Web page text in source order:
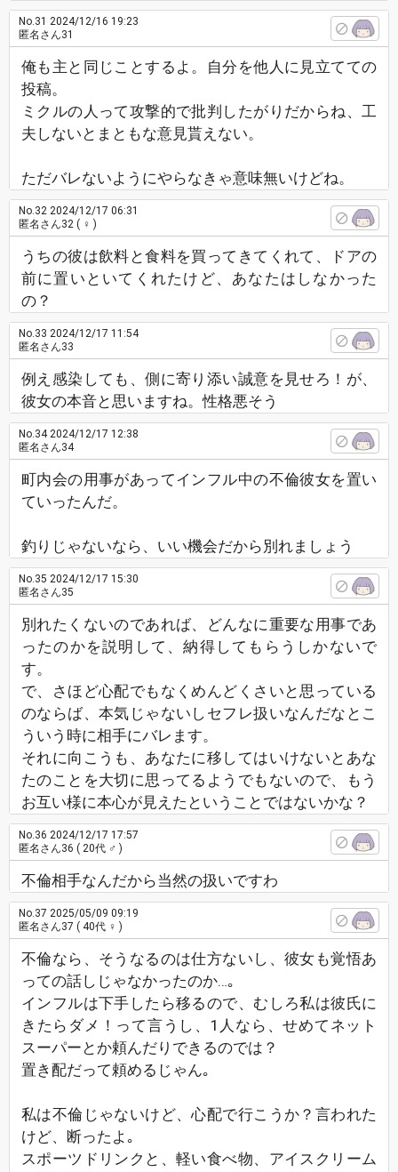
No.31 2024/12/16 19:23
匿名さん31
俺も主と同じことするよ。自分を他人に見立てての
投稿。
ミクルの人って攻撃的で批判したがりだからね、工
夫しないとまともな意見貰えない。
ただバレないようにやらなきゃ意味無いけどね。
No.32 2024/12/17 06:31
匿名さん32 ( ♀ )
うちの彼は飲料と食料を買ってきてくれて、ドアの
前に置いといてくれたけど、あなたはしなかった
の？
No.33 2024/12/17 11:54
匿名さん33
例え感染しても、側に寄り添い誠意を見せろ！が、
彼女の本音と思いますね。性格悪そう
No.342024/12/17 12:38
匿名さん34
町内会の用事があってインフル中の不倫彼女を置い
ていったんだ。
釣りじゃないなら、いい機会だから別れましょう
No.35 2024/12/17 15:30
匿名さん35
別れたくないのであれば、どんなに重要な用事であ
ったのかを説明して、納得してもらうしかないで
す。
で、さほど心配でもなくめんどくさいと思っている
のならば、本気じゃないしセフレ扱いなんだなとこ
ういう時に相手にバレます。
それに向こうも、あなたに移してはいけないとあな
たのことを大切に思ってるようでもないので、もう
お互い様に本心が見えたということではないかな？
No.36 2024/12/17 17:57
匿名さん36 ( 20代 ♂ )
不倫相手なんだから当然の扱いですわ
No.37 2025/05/09 09:19
匿名さん37 ( 40代 ♀ )
不倫なら、そうなるのは仕方ないし、彼女も覚悟あ
っての話しじゃなかったのか…｡
インフルは下手したら移るので、むしろ私は彼氏に
きたらダメ！って言うし、1人なら、せめてネット
スーパーとか頼んだりできるのでは？
置き配だって頼めるじゃん｡
私は不倫じゃないけど、心配で行こうか？言われた
けど、断ったよ｡
スポーツドリンクと、軽い食べ物、アイスクリーム